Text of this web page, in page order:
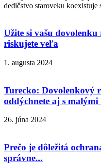
dedičstvo staroveku
Užite si vašu
riskujete veľa
1. augusta 2024
Turecko: Dovolenkový
oddýchnete aj s
26. júna 2024
Prečo je dôležitá
správne...